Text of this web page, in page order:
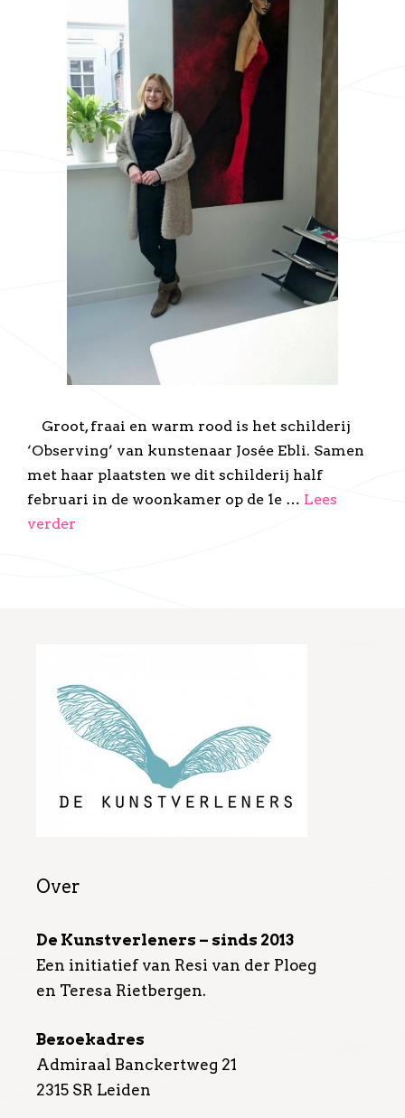
Groot, fraai en warm rood is het schilderij
‘Observing’ van kunstenaar Josée Ebli. Samen
met haar plaatsten we dit schilderij half
februari in de woonkamer op de 1e … Lees
verder
Over
De Kunstverleners – sinds 2013
Een initiatief van Resi van der Ploeg
en Teresa Rietbergen.
Bezoekadres
Admiraal Banckertweg 21
2315 SR Leiden